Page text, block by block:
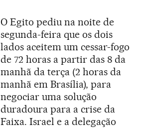
O Egito pediu na noite de
segunda-feira que os dois
lados aceitem um cessar-fogo
de 72 horas a partir das 8 da
manhã da terça (2 horas da
manhã em Brasília), para
negociar uma solução
duradoura para a crise da
Faixa. Israel e a delegação